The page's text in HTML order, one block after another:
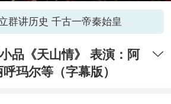
群讲历史 千古一帝秦始皇
品《天山情》 表演：阿
玛尔等（字幕版）